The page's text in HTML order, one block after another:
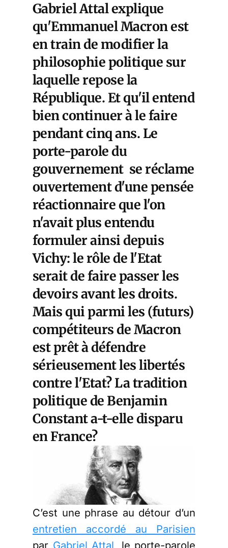
Gabriel Attal explique
qu'Emmanuel Macron est
en train de modifier la
philosophie politique sur
laquelle repose la
République. Et qu'il entend
bien continuer à le faire
pendant cinq ans. Le
porte-parole du
gouvernement se réclame
ouvertement d'une pensée
réactionnaire que l'on
n'avait plus entendu
formuler ainsi depuis
Vichy: le rôle de l'Etat
serait de faire passer les
devoirs avant les droits.
Mais qui parmi les (futurs)
compétiteurs de Macron
est prêt à défendre
sérieusement les libertés
contre l'Etat? La tradition
politique de Benjamin
Constant a-t-elle disparu
en France?
C’est une phrase au détour d’un
entretien accordé au Parisien
par Gabriel Attal , le porte-parole